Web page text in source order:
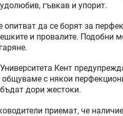
гъвкав и упорит.
опитват да се борят за
и провалите. Подобни
Кент
с някои
дори жестоки.
приемат, че